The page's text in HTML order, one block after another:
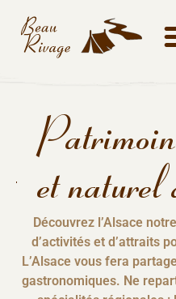
et naturel
Découvrez l’Alsace
d’activités et d’attraits
L’Alsace vous fera
gastronomiques. Ne